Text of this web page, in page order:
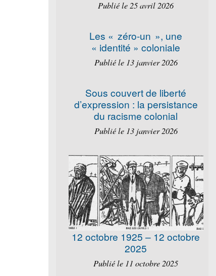
Publié le 25 avril 2026
Les « zéro-un », une
« identité » coloniale
Publié le 13 janvier 2026
Sous couvert de liberté
d’expression : la persistance
du racisme colonial
Publié le 13 janvier 2026
12 octobre 1925 – 12 octobre
2025
Publié le 11 octobre 2025